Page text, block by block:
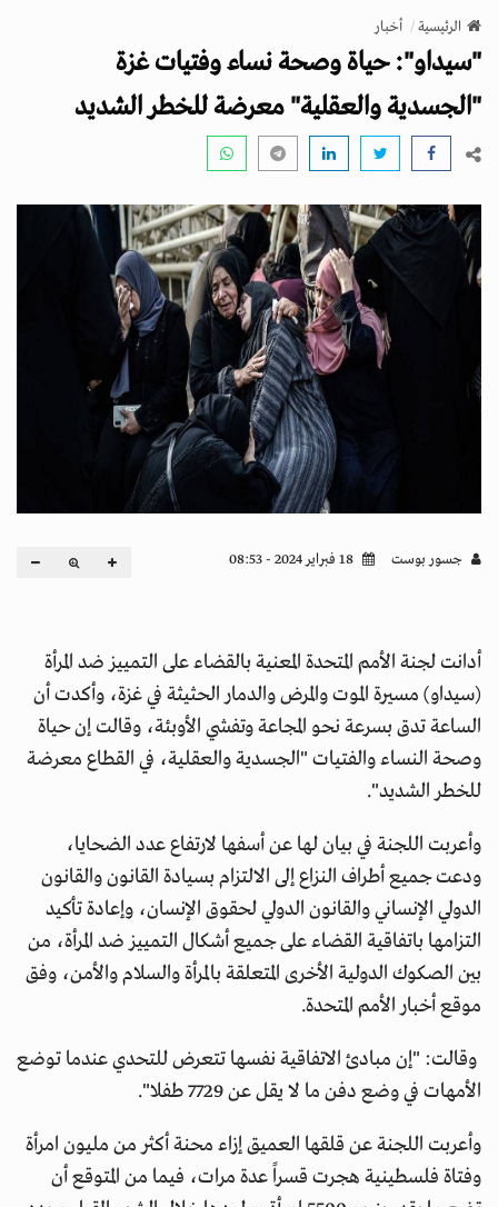
v
g
a
n
الرئيسية أخبار
"سيداو": حياة وصحة نساء وفتيات غزة
"الجسدية والعقلية" معرضة للخطر الشديد
جسور بوست
أدانت لجنة الأمم المتحدة المعنية بالقضاء على التمييز ضد المرأة
(سيداو) مسيرة الموت والمرض والدمار الحثيثة في غزة، وأكدت أن
الساعة تدق بسرعة نحو المجاعة وتفشي الأوبئة، وقالت إن حياة
وصحة النساء والفتيات "الجسدية والعقلية، في القطاع معرضة
للخطر الشديد".
وأعربت اللجنة في بيان لها عن أسفها لارتفاع عدد الضحايا،
ودعت جميع أطراف النزاع إلى الالتزام بسيادة القانون والقانون
الدولي الإنساني والقانون الدولي لحقوق الإنسان، وإعادة تأكيد
التزامها باتفاقية القضاء على جميع أشكال التمييز ضد المرأة، من
بين الصكوك الدولية الأخرى المتعلقة بالمرأة والسلام والأمن، وفق
موقع أخبار الأمم المتحدة.
وقالت: "إن مبادئ الاتفاقية نفسها تتعرض للتحدي عندما توضع
الأمهات في وضع دفن ما لا يقل عن 7729 طفلا".
وأعربت اللجنة عن قلقها العميق إزاء محنة أكثر من مليون امرأة
وفتاة فلسطينية هجرت قسراً عدة مرات، فيما من المتوقع أن